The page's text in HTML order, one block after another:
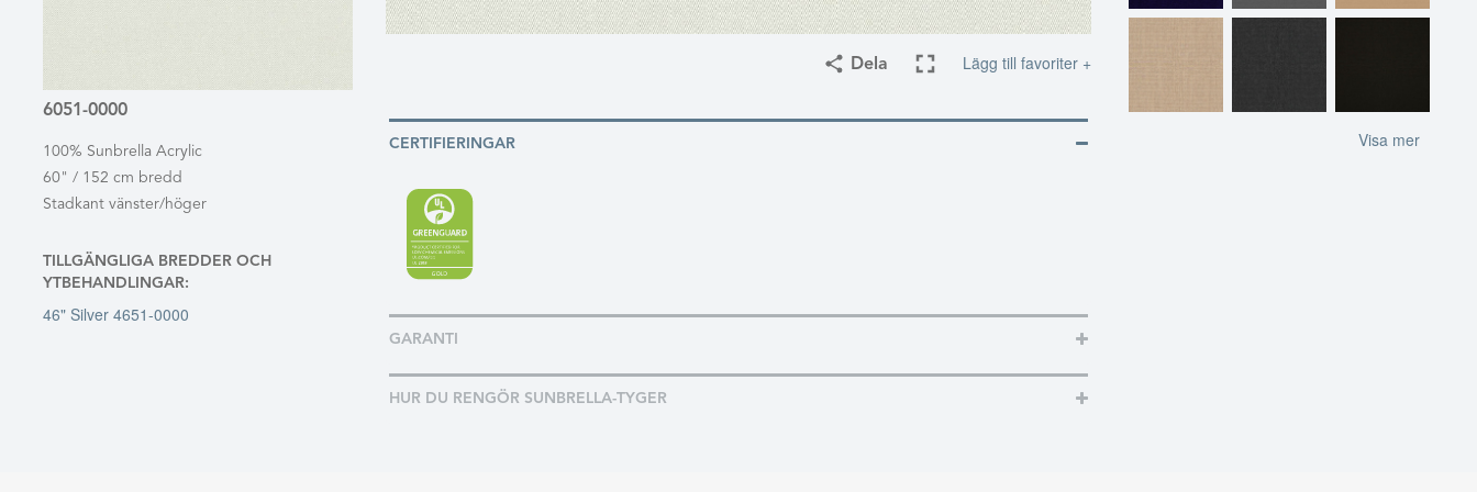
6051-0000
100% Sunbrella Acrylic
60" / 152 cm bredd
Stadkant vänster/höger
TILLGÄNGLIGA BREDDER OCH
YTBEHANDLINGAR:
46" Silver 4651-0000
Dela Lägg till favoriter +
CERTIFIERINGAR
GARANTI
HUR DU RENGÖR SUNBRELLA-TYGER
Visa mer